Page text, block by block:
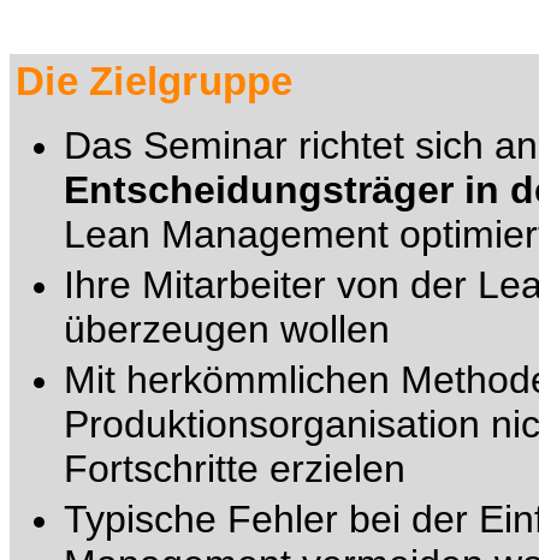
Die Zielgruppe
Das Seminar richtet sich
Entscheidungsträger in
Lean Management
Ihre Mitarbeiter von der
überzeugen wollen
Mit herkömmlichen
Produktionsorganisation
Fortschritte erzielen
Typische Fehler bei der